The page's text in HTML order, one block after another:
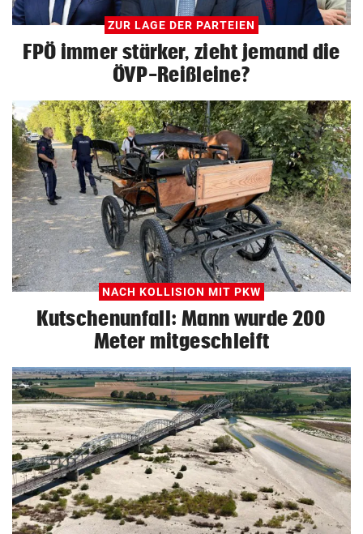
ZUR LAGE DER PARTEIEN
FPÖ immer stärker, zieht jemand die
ÖVP-Reißleine?
NACH KOLLISION MIT PKW
Kutschenunfall: Mann wurde 200
Meter mitgeschleift